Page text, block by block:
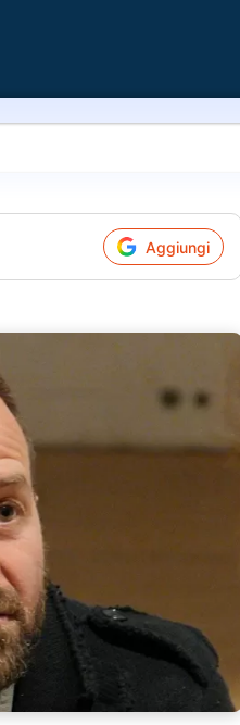
Aggiungi